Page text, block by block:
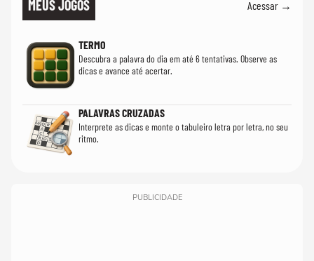
MEUS JOGOS Acessar →
TERMO
Descubra a palavra do dia em até 6 tentativas. Observe as
dicas e avance até acertar.
PALAVRAS CRUZADAS
Interprete as dicas e monte o tabuleiro letra por letra, no seu
ritmo.
PUBLICIDADE